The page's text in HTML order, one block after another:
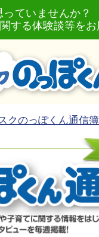
っていませんか
する体験談等を
クのっぽくん通信簿